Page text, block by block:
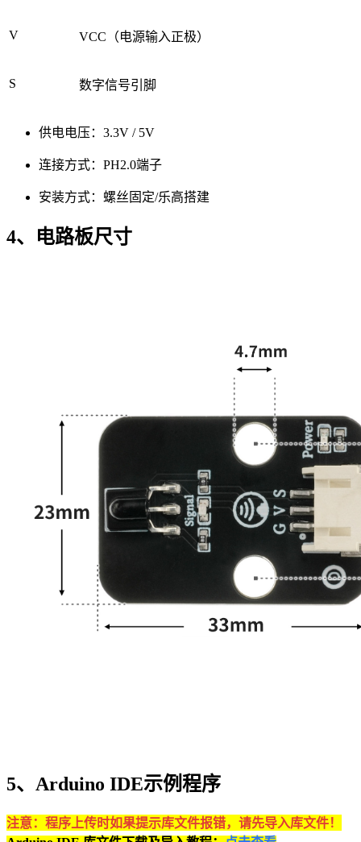
V VCC（电源输入正极）
S 数字信号引脚
供电电压：3.3V / 5V
连接方式：PH2.0端子
安装方式：螺丝固定/乐高搭建
4、电路板尺寸
5、Arduino IDE示例程序
注意：程序上传时如果提示库文件报错，请先导入库文件！